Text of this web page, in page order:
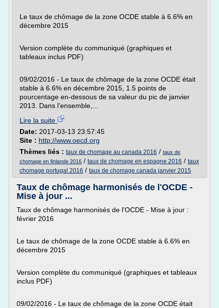
Le taux de chômage de la zone OCDE stable à 6.6% en
décembre 2015
Version complète du communiqué (graphiques et
tableaux inclus PDF)
09/02/2016 - Le taux de chômage de la zone OCDE était
stable à 6.6% en décembre 2015, 1.5 points de
pourcentage en-dessous de sa valeur du pic de janvier
2013. Dans l'ensemble,...
Lire la suite
Date: 2017-03-13 23:57:45
Site : http://www.oecd.org
Thèmes liés : taux de chomage au canada 2016 / taux de
chomage en finlande 2016 / taux de chomage en espagne 2016 / taux
chomage portugal 2016 / taux de chomage canada janvier 2015
Taux de chômage harmonisés de l'OCDE -
Mise à jour ...
Taux de chômage harmonisés de l'OCDE - Mise à jour :
février 2016
Le taux de chômage de la zone OCDE stable à 6.6% en
décembre 2015
Version complète du communiqué (graphiques et tableaux
inclus PDF)
09/02/2016 - Le taux de chômage de la zone OCDE était